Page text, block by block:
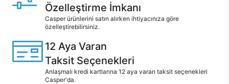
Özelleştirme İmkanı
Casper ürünlerini satın alırken ihtiyacınıza göre
özelleştirebilirsiniz.
12 Aya Varan
Taksit Seçenekleri
Anlaşmalı kredi kartlarına 12 aya varan taksit seçenekleri
Casper'da.